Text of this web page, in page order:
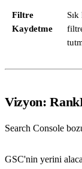
Filtre
Kaydetme
Vizyon:
Search Console
GSC'nin yerini